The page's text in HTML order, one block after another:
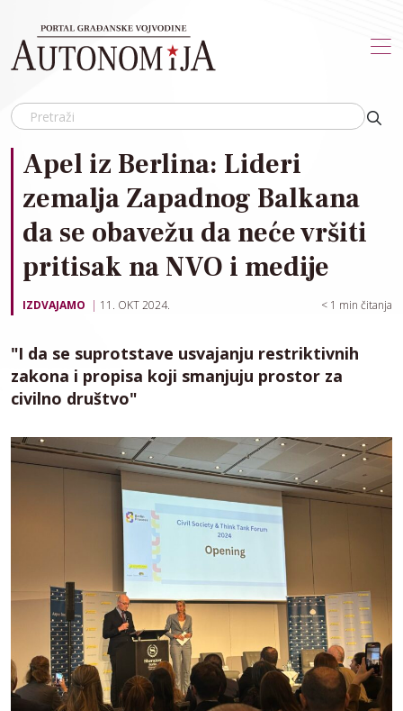
Apel iz Berlina: Lideri
zemalja Zapadnog Balkana
da se obavežu da neće vršiti
pritisak na NVO i medije
IZDVAJAMO 11. OKT 2024. < 1 min čitanja
"I da se suprotstave usvajanju restriktivnih
zakona i propisa koji smanjuju prostor za
civilno društvo"